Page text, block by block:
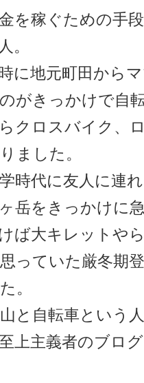
を稼ぐための手
。
に地元町田から
がきっかけで自
クロスバイク、
ました。
時代に友人に連
岳をきっかけに
ば大キレットや
っていた厳冬期
。
と自転車という
上主義者のブロ